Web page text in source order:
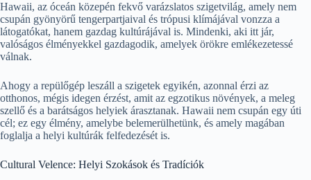
Hawaii, az óceán közepén fekvő varázslatos szigetvilág, amely nem
csupán gyönyörű tengerpartjaival és trópusi klímájával vonzza a
látogatókat, hanem gazdag kultúrájával is. Mindenki, aki itt jár,
valóságos élményekkel gazdagodik, amelyek örökre emlékezetessé
válnak.
Ahogy a repülőgép leszáll a szigetek egyikén, azonnal érzi az
otthonos, mégis idegen érzést, amit az egzotikus növények, a meleg
szellő és a barátságos helyiek árasztanak. Hawaii nem csupán egy úti
cél; ez egy élmény, amelybe belemerülhetünk, és amely magában
foglalja a helyi kultúrák felfedezését is.
Cultural Velence: Helyi Szokások és Tradíciók